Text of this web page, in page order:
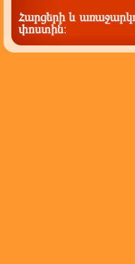
Հարցերի և
փոստին: